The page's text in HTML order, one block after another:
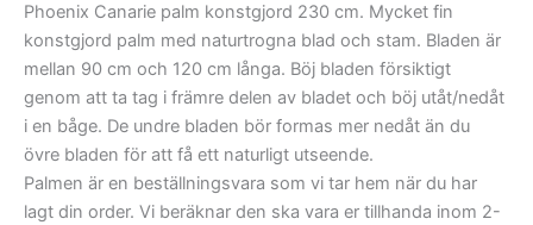
Phoenix Canarie palm konstgjord 230 cm. Mycket fin
konstgjord palm med naturtrogna blad och stam. Bladen är
mellan 90 cm och 120 cm långa. Böj bladen försiktigt
genom att ta tag i främre delen av bladet och böj utåt/nedåt
i en båge. De undre bladen bör formas mer nedåt än du
övre bladen för att få ett naturligt utseende.
Palmen är en beställningsvara som vi tar hem när du har
lagt din order. Vi beräknar den ska vara er tillhanda inom 2-